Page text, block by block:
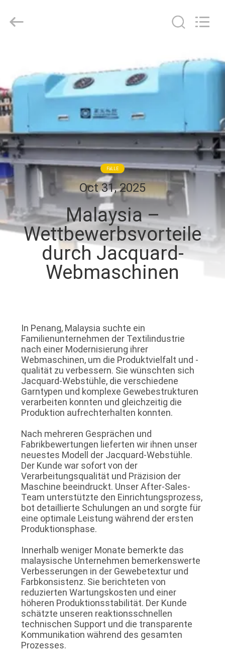
HAUSE
PRODUKTE
VIDEOS
ÜBER
UNS
WERKSBESICHTIGUNG
QUALITÄTSKONTROLLE
KONTAKT
NEUIGKEITEN
BITTE UM
EIN
ANGEBOT
SITEMAP
PRIVACY
POLICY
Machinery
Co.,Ltd.
FäLLE
Oct 31, 2025
Malaysia –
Wettbewerbsvorteile
durch Jacquard-
Webmaschinen
In Penang, Malaysia suchte ein
Familienunternehmen der Textilindustrie
nach einer Modernisierung ihrer
Webmaschinen, um die Produktvielfalt und -
qualität zu verbessern. Sie wünschten sich
Jacquard-Webstühle, die verschiedene
Garntypen und komplexe Gewebestrukturen
verarbeiten konnten und gleichzeitig die
Produktion aufrechterhalten konnten.
Nach mehreren Gesprächen und
Fabrikbewertungen lieferten wir ihnen unser
neuestes Modell der Jacquard-Webstühle.
Der Kunde war sofort von der
Verarbeitungsqualität und Präzision der
Maschine beeindruckt. Unser After-Sales-
Team unterstützte den Einrichtungsprozess,
bot detaillierte Schulungen an und sorgte für
eine optimale Leistung während der ersten
Produktionsphase.
Innerhalb weniger Monate bemerkte das
malaysische Unternehmen bemerkenswerte
Verbesserungen in der Gewebetextur und
Farbkonsistenz. Sie berichteten von
reduzierten Wartungskosten und einer
höheren Produktionsstabilität. Der Kunde
schätzte unseren reaktionsschnellen
technischen Support und die transparente
Kommunikation während des gesamten
Prozesses.